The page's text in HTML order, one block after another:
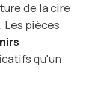
de la cire
Les pièces
qu'un